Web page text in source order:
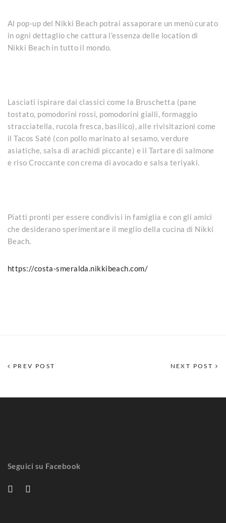
Al pop-up del Nikki Beach potrai assaporare un menù curato
in ogni dettaglio che cattura l’essenza delle location di
Nikki Beach in tutto il mondo.
Lasciati ispirare dai classici come la Bruschetta (pane
tostato, pomodorini rossi, pomodorini gialli, formaggio
stracciatella, rucola fresca, basilico), alle rivisitazioni come
il Tacos Saté (con pollo marinato al sesamo, verdure
asiatiche, salsa di arachidi piccante) e il Tartare di salmone
e riso Croccante con crema di avocado e salsa teriyaki.
Piatti pronti per essere condivisi in famiglia e con gli amici
che desiderano sperimentare il meglio della cucina di Nikki
Beach.
https://costa-smeralda.nikkibeach.com/
PREV POST NEXT POST
Seguici su Facebook